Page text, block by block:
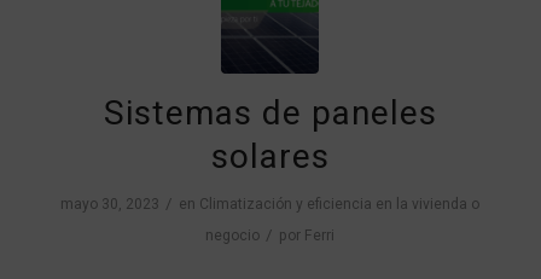
Sistemas de paneles
solares
mayo 30, 2023 / en Climatización y eficiencia en la vivienda o
negocio / por Ferri